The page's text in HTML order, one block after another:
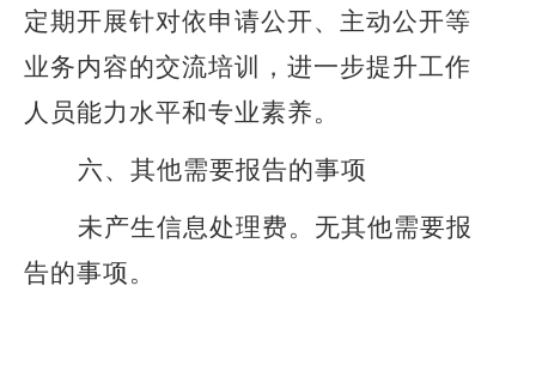
定期开展针对依申请公开、主动公开等
业务内容的交流培训，进一步提升工作
人员能力水平和专业素养。
六、其他需要报告的事项
未产生信息处理费。 无其他需要报
告的事项。